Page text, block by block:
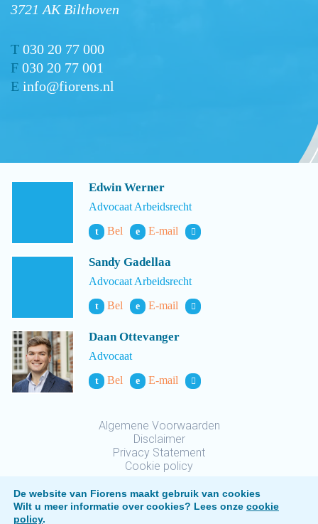
3721 AK Bilthoven
T 030 20 77 000
F 030 20 77 001
E info@fiorens.nl
Edwin Werner
Advocaat Arbeidsrecht
t Bel e E-mail
Sandy Gadellaa
Advocaat Arbeidsrecht
t Bel e E-mail
Daan Ottevanger
Advocaat
t Bel e E-mail
Algemene Voorwaarden
Disclaimer
Privacy Statement
Cookie policy
De website van Fiorens maakt gebruik van cookies
Wilt u meer informatie over cookies? Lees onze cookie
policy.